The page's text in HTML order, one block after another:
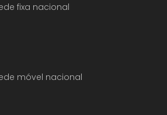
fixa nacional
móvel nacional